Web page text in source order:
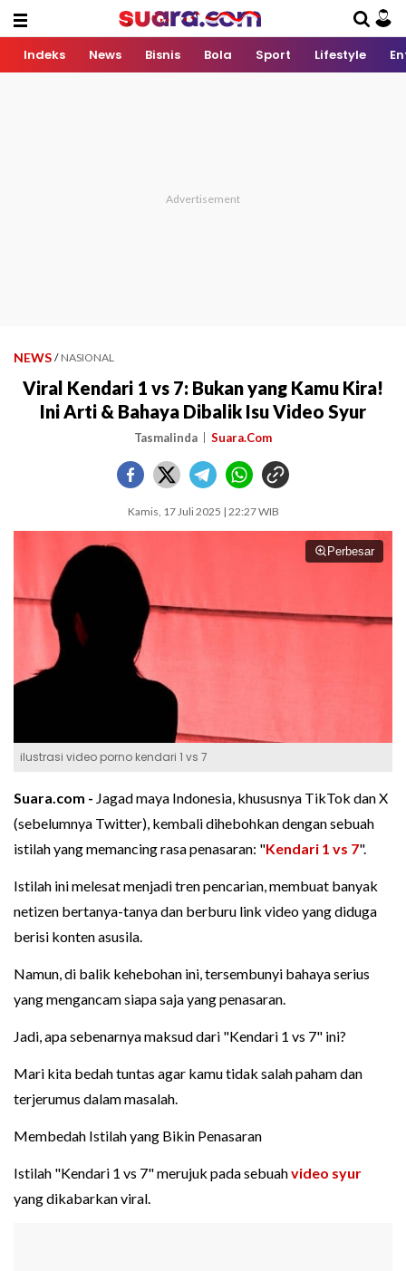
Indeks News Bisnis Bola Sport Lifestyle
NEWS / NASIONAL
Viral Kendari 1 vs 7: Bukan yang Kamu Kira!
Ini Arti & Bahaya Dibalik Isu Video Syur
Tasmalinda Suara.Com
Kamis, 17 Juli 2025 | 22:27 WIB
Perbesar
ilustrasi video porno kendari 1 vs 7
Suara.com - Jagad maya Indonesia, khususnya TikTok dan X
(sebelumnya Twitter), kembali dihebohkan dengan sebuah
istilah yang memancing rasa penasaran: "Kendari 1 vs 7".
Istilah ini melesat menjadi tren pencarian, membuat banyak
netizen bertanya-tanya dan berburu link video yang diduga
berisi konten asusila.
Namun, di balik kehebohan ini, tersembunyi bahaya serius
yang mengancam siapa saja yang penasaran.
Jadi, apa sebenarnya maksud dari "Kendari 1 vs 7" ini?
Mari kita bedah tuntas agar kamu tidak salah paham dan
terjerumus dalam masalah.
Membedah Istilah yang Bikin Penasaran
Istilah "Kendari 1 vs 7" merujuk pada sebuahvideo syur
yang dikabarkan viral.